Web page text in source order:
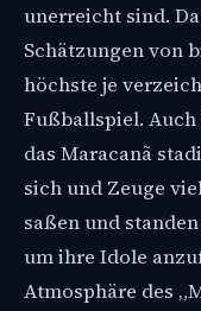
unerreicht sind.
Schätzungen von
höchste je
Fußballspiel.
das Maracanã
sich und Zeuge
saßen und
um ihre Idole
Atmosphäre des